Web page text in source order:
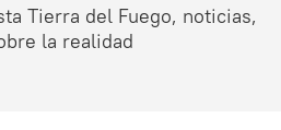
Tierra del Fuego, noticias,
la realidad